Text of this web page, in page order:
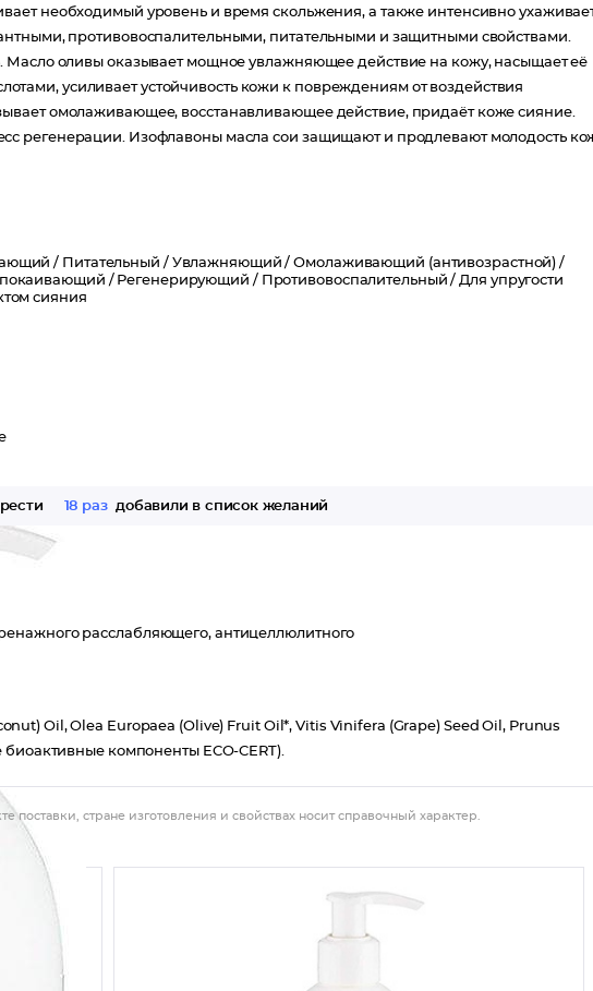
необходимый уровень и время скольжения, а также интенсивно
противовоспалительными, питательными и защитными свойствами.
Масло оливы оказывает мощное увлажняющее действие на кожу, насыщает её
усиливает устойчивость кожи к повреждениям от воздействия
омолаживающее, восстанавливающее действие, придаёт коже сияние.
регенерации. Изофлавоны масла сои защищают и продлевают молодость
/ Питательный / Увлажняющий /Омолаживающий (антивозрастной) /
/ Регенерирующий / Противовоспалительный /Для упругости
сияния
18 раз добавили в список желаний
расслабляющего, антицеллюлитного
Oil, Olea Europaea (Olive) Fruit Oil*, Vitis Vinifera (Grape) Seed Oil, Prunus
компоненты ECO-CERT).
стране изготовления и свойствах носит справочный характер.